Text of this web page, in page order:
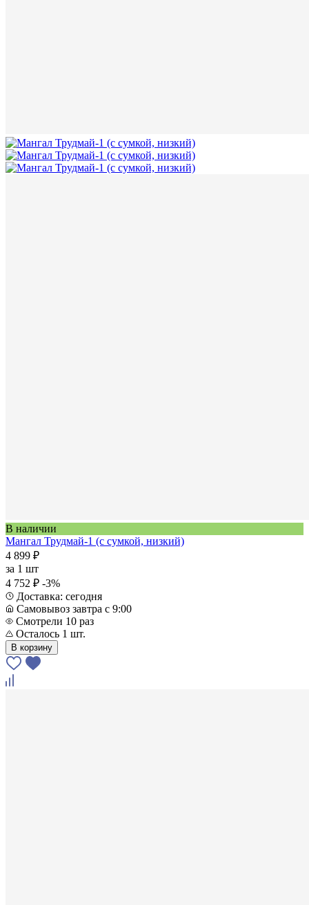
В наличии
Мангал Трудмай-1 (с сумкой, низкий)
4 899 ₽
за 1 шт
4 752 ₽ -3%
Доставка: сегодня
Самовывоз завтра с 9:00
Смотрели 10 раз
Осталось 1 шт.
В корзину